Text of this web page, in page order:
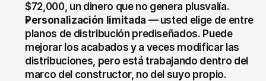
$72,000, un dinero que no genera plusvalía.
Personalización limitada — usted elige de entre
planos de distribución prediseñados. Puede
mejorar los acabados y a veces modificar las
distribuciones, pero está trabajando dentro del
marco del constructor, no del suyo propio.